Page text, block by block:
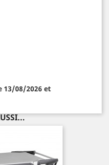
13/08/2026 et